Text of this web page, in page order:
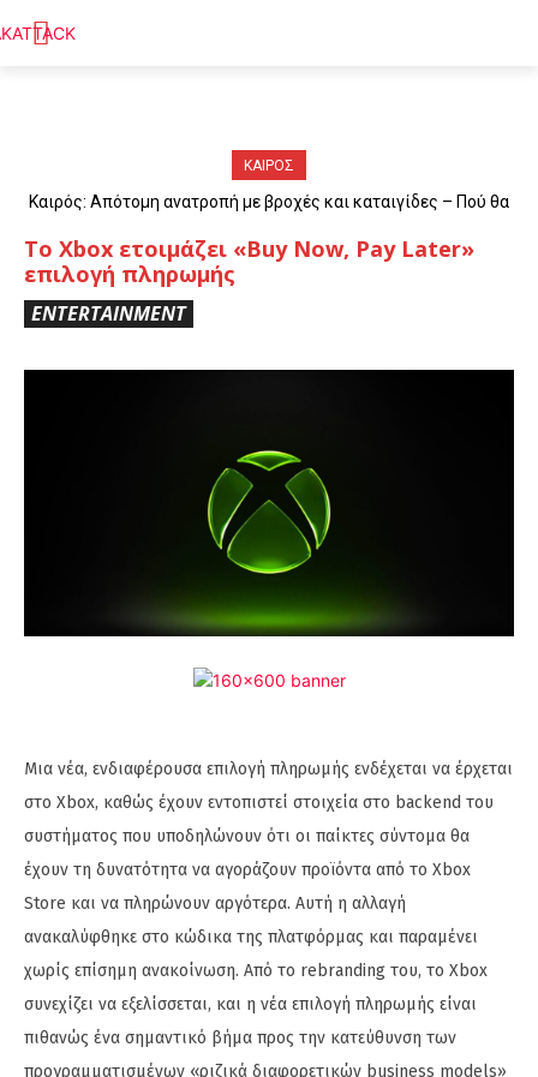
ΚΑΙΡΟΣ
Καιρός: Απότομη ανατροπή με βροχές και καταιγίδες – Πού θα
Το Xbox ετοιμάζει «Buy Now, Pay Later»
επιλογή πληρωμής
ENTERTAINMENT
Μια νέα, ενδιαφέρουσα επιλογή πληρωμής ενδέχεται να έρχεται
στο Xbox, καθώς έχουν εντοπιστεί στοιχεία στο backend του
συστήματος που υποδηλώνουν ότι οι παίκτες σύντομα θα
έχουν τη δυνατότητα να αγοράζουν προϊόντα από το Xbox
Store και να πληρώνουν αργότερα. Αυτή η αλλαγή
ανακαλύφθηκε στο κώδικα της πλατφόρμας και παραμένει
χωρίς επίσημη ανακοίνωση. Από το rebranding του, το Xbox
συνεχίζει να εξελίσσεται, και η νέα επιλογή πληρωμής είναι
πιθανώς ένα σημαντικό βήμα προς την κατεύθυνση των
προγραμματισμένων «ριζικά διαφορετικών business models»